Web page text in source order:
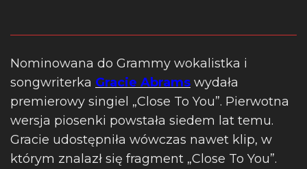
Nominowana do Grammy wokalistka i
songwriterka Gracie Abrams wydała
premierowy singiel „Close To You”. Pierwotna
wersja piosenki powstała siedem lat temu.
Gracie udostępniła wówczas nawet klip, w
którym znalazł się fragment „Close To You”.